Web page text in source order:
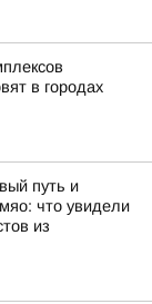
в городах
путь и
что увидели
из